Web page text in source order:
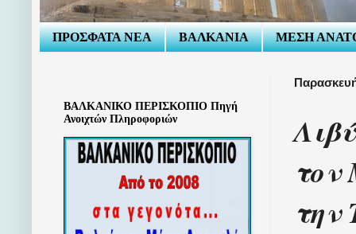
ΠΡΟΣΦΑΤΑ ΝΕΑ ΒΑΛΚΑΝΙΑ ΜΕΣΗ
την
ΒΑΛΚΑΝΙΚΟ ΠΕΡΙΣΚΟΠΙΟ Πηγή
Ανοιχτών Πληροφοριών